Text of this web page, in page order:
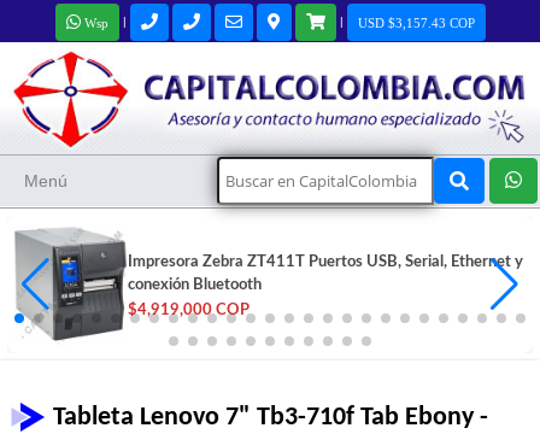
Wsp | | USD $3,157.43 COP
Menú
Impresora Zebra ZT411T Puertos USB, Serial, Ethernet y
conexión Bluetooth
$4,919,000 COP
Tableta Lenovo 7" Tb3-710f Tab Ebony -